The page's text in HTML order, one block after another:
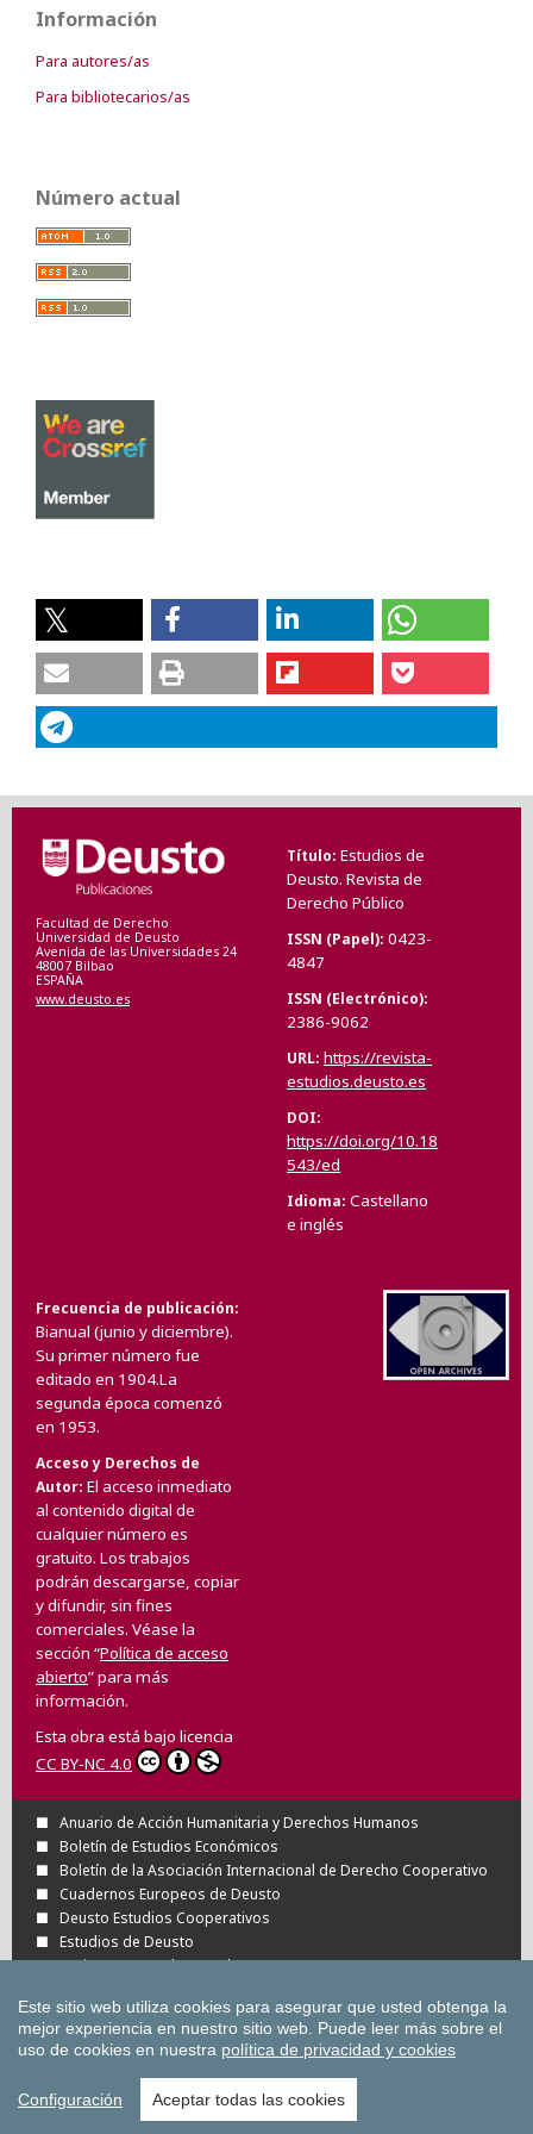
Información
Para autores/as
Para bibliotecarios/as
Número actual
Facultad de Derecho
Universidad de Deusto
Avenida de las Universidades 24
48007 Bilbao
ESPAÑA
www.deusto.es
Título Estudios de
Deusto. Revista de
Derecho Público
ISSN (Papel) 0423-
4847
ISSN (Electrónico)
2386-9062
URL https://revista-
estudios.deusto.es
DOI
https://doi.org/10.18
543/ed
Idioma Castellano
e inglés
Frecuencia de publicación
Bianual (junio y diciembre).
Su primer número fue
editado en 1904.La
segunda época comenzó
en 1953.
Acceso y Derechos de
Autor El acceso inmediato
al contenido digital de
cualquier número es
gratuito. Los trabajos
podrán descargarse, copiar
y difundir, sin fines
comerciales. Véase la
sección “Política de acceso
abierto” para más
información.
Esta obra está bajo licencia
CC BY-NC 4.0
Anuario de Acción Humanitaria y Derechos Humanos
Boletín de Estudios Económicos
Boletín de la Asociación Internacional de Derecho Cooperativo
Cuadernos Europeos de Deusto
Deusto Estudios Cooperativos
Estudios de Deusto
Revista Deusto de Derechos Humanos
Todas las Revistas Científicas de Deusto en
OJS
Todas las publicaciones de la Universidad
de Deusto
Copyright © Universidad de Deusto
Este sitio web utiliza cookies para asegurar que usted obtenga la
mejor experiencia en nuestro sitio web. Puede leer más sobre el
uso de cookies en nuestra política de privacidad y cookies
Configuración Aceptar todas las cookies